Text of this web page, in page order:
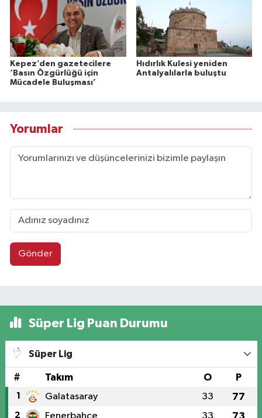
Kepez’den gazetecilere
‘Basın Özgürlüğü için
Mücadele Buluşması’
Hıdırlık Kulesi yeniden
Antalyalılarla buluştu
Yorumlar
Gönder
Süper Lig Puan Durumu
Süper Lig
# Takım O P
1 Galatasaray 33 77
2 Fenerbahçe 33 73